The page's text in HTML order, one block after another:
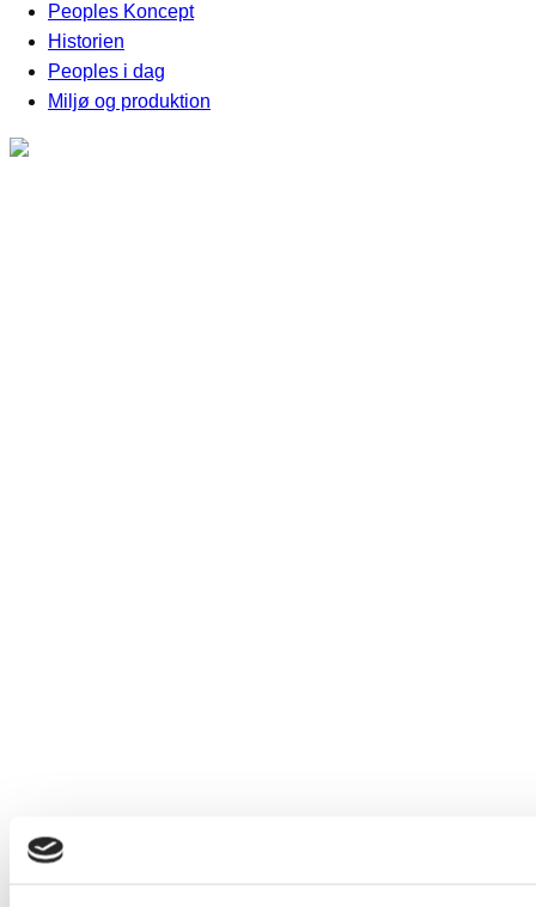
Peoples Koncept
Historien
Peoples i dag
Miljø og produktion